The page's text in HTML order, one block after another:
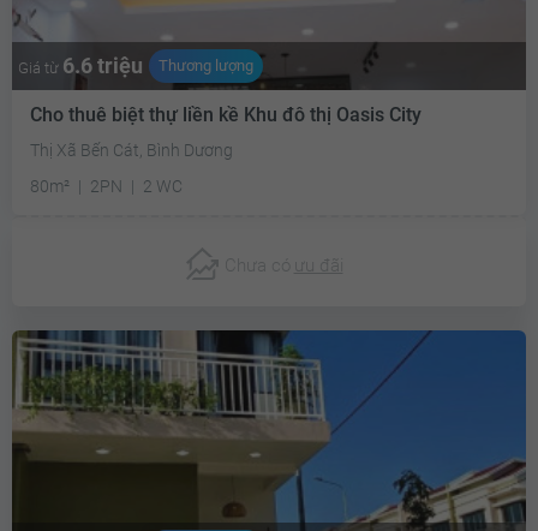
Giá từ 6.6 triệu Thương lượng
Cho thuê biệt thự liền kề Khu đô thị Oasis City
Thị Xã Bến Cát, Bình Dương
80m²
2PN 2 WC
Chưa có ưu đãi